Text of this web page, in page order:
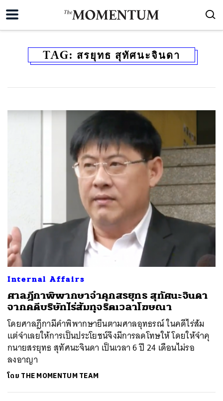
TAG: สรยุทธ สุทัศนะจินดา
Internal Affairs
ศาลฎีกาพิพากษาจำคุกสรยุทธ สุทัศนะจินดา
จากคดีบริษัทไร่ส้มทุจริตเวลาโฆษณา
โดยศาลฎีกามีคำพิพากษายืนตามศาลอุทธรณ์ ในคดีไร่ส้ม
แต่จำเลยให้การเป็นประโยชน์จึงมีการลดโทษให้ โดยให้จำคุ
กนายสรยุทธ สุทัศนะจินดา เป็นเวลา 6 ปี 24 เดือนไม่รอ
ลงอาญา
โดย THE MOMENTUM TEAM